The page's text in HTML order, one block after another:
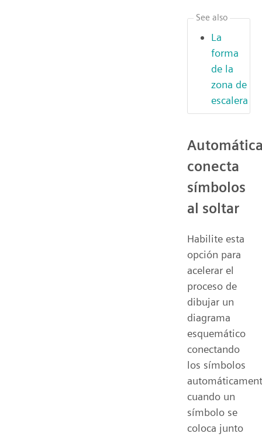
La
forma
de la
zona de
escalera
See also
conecta
símbolos
al soltar
Habilite esta
opción para
acelerar el
proceso de
dibujar un
diagrama
esquemático
conectando
los símbolos
cuando un
símbolo se
coloca junto